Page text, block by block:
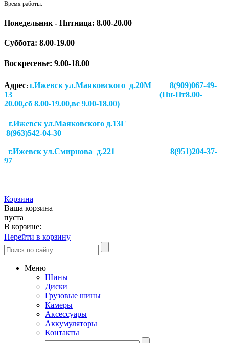
Время работы:
Понедельник - Пятница: 8.00-20.00
Суббота: 8.00-19.00
Воскресенье: 9.00-18.00
Адрес: г.Ижевск ул.Маяковского д.20М 8(909)067-49-
13 (Пн-Пт8.00-
20.00,сб 8.00-19.00,вс 9.00-18.00)
г.Ижевск ул.Маяковского д.13Г
8(963)542-04-30
г.Ижевск ул.Смирнова д.221
8(951)204-37-
97
Корзина
Ваша корзина
пуста
В корзине:
Перейти в корзину
Меню
Шины
Диски
Грузовые шины
Камеры
Аксессуары
Аккумуляторы
Контакты